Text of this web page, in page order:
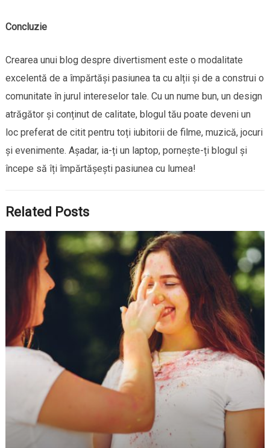
Concluzie
Crearea unui blog despre divertisment este o modalitate
excelentă de a împărtăși pasiunea ta cu alții și de a construi o
comunitate în jurul intereselor tale. Cu un nume bun, un design
atrăgător și conținut de calitate, blogul tău poate deveni un
loc preferat de citit pentru toți iubitorii de filme, muzică, jocuri
și evenimente. Așadar, ia-ți un laptop, pornește-ți blogul și
începe să îți împărtășești pasiunea cu lumea!
Related Posts